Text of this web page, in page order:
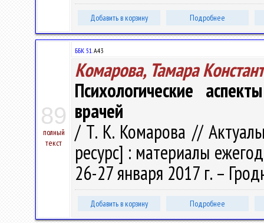
Добавить в корзину Подробнее
89
полный
текст
ББК 51.А43
Комарова, Тамара
Психологические
врачей
/ Т. К. Комарова //
ресурс] : материалы
26-27 января 2017 г. –
Добавить в корзину Подробнее